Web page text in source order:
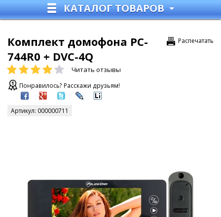
КАТАЛОГ ТОВАРОВ
Распечатать
Комплект домофона PC-
744R0 + DVC-4Q
Читать отзывы
Понравилось? Расскажи друзьям!
Артикул: 000000711